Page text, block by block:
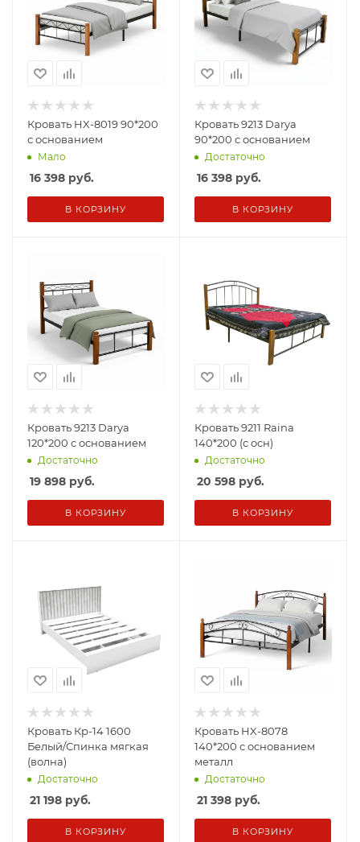
Кровать HX-8019 90*200
с основанием
Мало
16 398 руб.
В КОРЗИНУ
Кровать 9213 Darya
90*200 с основанием
Достаточно
16 398 руб.
В КОРЗИНУ
Кровать 9213 Darya
120*200 с основанием
Достаточно
19 898 руб.
В КОРЗИНУ
Кровать 9211 Raina
140*200 (с осн)
Достаточно
20 598 руб.
В КОРЗИНУ
Кровать Кр-14 1600
Белый/Спинка мягкая
(волна)
Достаточно
21 198 руб.
В КОРЗИНУ
Кровать HX-8078
140*200 с основанием
металл
Достаточно
21 398 руб.
В КОРЗИНУ